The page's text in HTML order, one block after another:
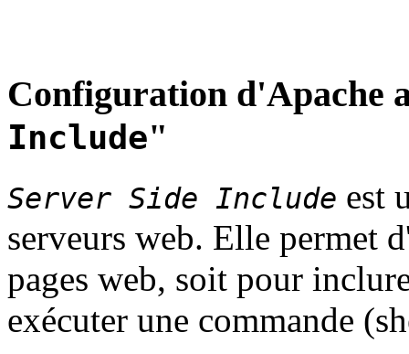
Configuration d'Apache
Include"
Server Side Include est
serveurs web. Elle permet
pages web, soit pour
exécuter une commande